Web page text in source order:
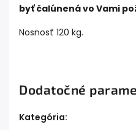
byť čalúnená vo Vami
Nosnosť 120 kg.
Dodatočné
Kategória: